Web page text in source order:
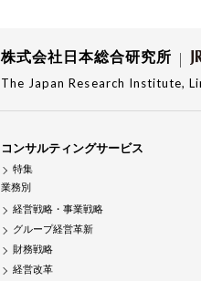
株式会社日本総合研究所
The Japan Research Institute,
コンサルティングサービス
特集
業務別
経営戦略・事業戦略
グループ経営革新
財務戦略
経営改革